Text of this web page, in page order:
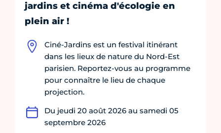
jardins et cinéma d'écologie en
plein air !
Ciné-Jardins est un festival itinérant
dans les lieux de nature du Nord-Est
parisien. Reportez-vous au programme
pour connaître le lieu de chaque
projection.
Du jeudi 20 août 2026 au samedi 05
septembre 2026